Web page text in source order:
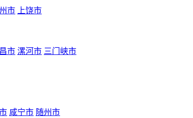
市 上饶市
市 漯河市 三门峡市
咸宁市 随州市